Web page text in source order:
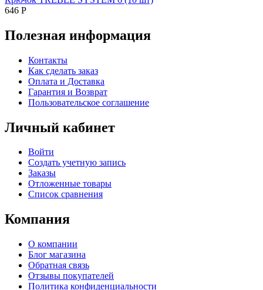
646 Р
Полезная информация
Контакты
Как сделать заказ
Оплата и Доставка
Гарантия и Возврат
Пользовательское соглашение
Личный кабинет
Войти
Создать учетную запись
Заказы
Отложенные товары
Список сравнения
Компания
О компании
Блог магазина
Обратная связь
Отзывы покупателей
Политика конфиденциальности